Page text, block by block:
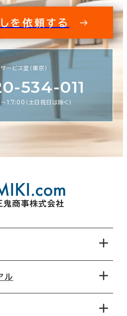
を依頼する
ービス室（東京）
534-011
17:00（土日祝日は除く）
ル